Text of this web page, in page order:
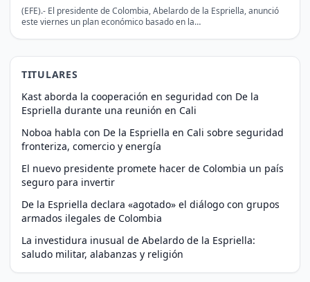
(EFE).- El presidente de Colombia, Abelardo de la Espriella, anunció
este viernes un plan económico basado en la…
TITULARES
Kast aborda la cooperación en seguridad con De la
Espriella durante una reunión en Cali
Noboa habla con De la Espriella en Cali sobre seguridad
fronteriza, comercio y energía
El nuevo presidente promete hacer de Colombia un país
seguro para invertir
De la Espriella declara «agotado» el diálogo con grupos
armados ilegales de Colombia
La investidura inusual de Abelardo de la Espriella:
saludo militar, alabanzas y religión